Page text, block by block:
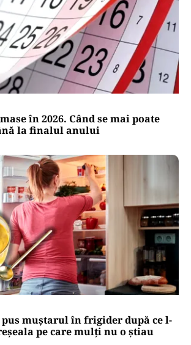
în 2026. Când se mai poate
la finalul anului
muștarul în frigider după ce l-
pe care mulți nu o știau